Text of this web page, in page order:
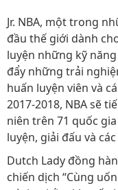
Jr. NBA, một trong
đầu thế giới dành
luyện những kỹ
đẩy những trải
huấn luyện viên và
2017-2018, NBA sẽ
niên trên 71 quốc
luyện, giải đấu và
Dutch Lady đồng
chiến dịch “Cùng